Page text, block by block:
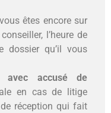
êtes encore sur
l’heure de
dossier qu’il vous
avec accusé de
en cas de litige
de réception qui fait